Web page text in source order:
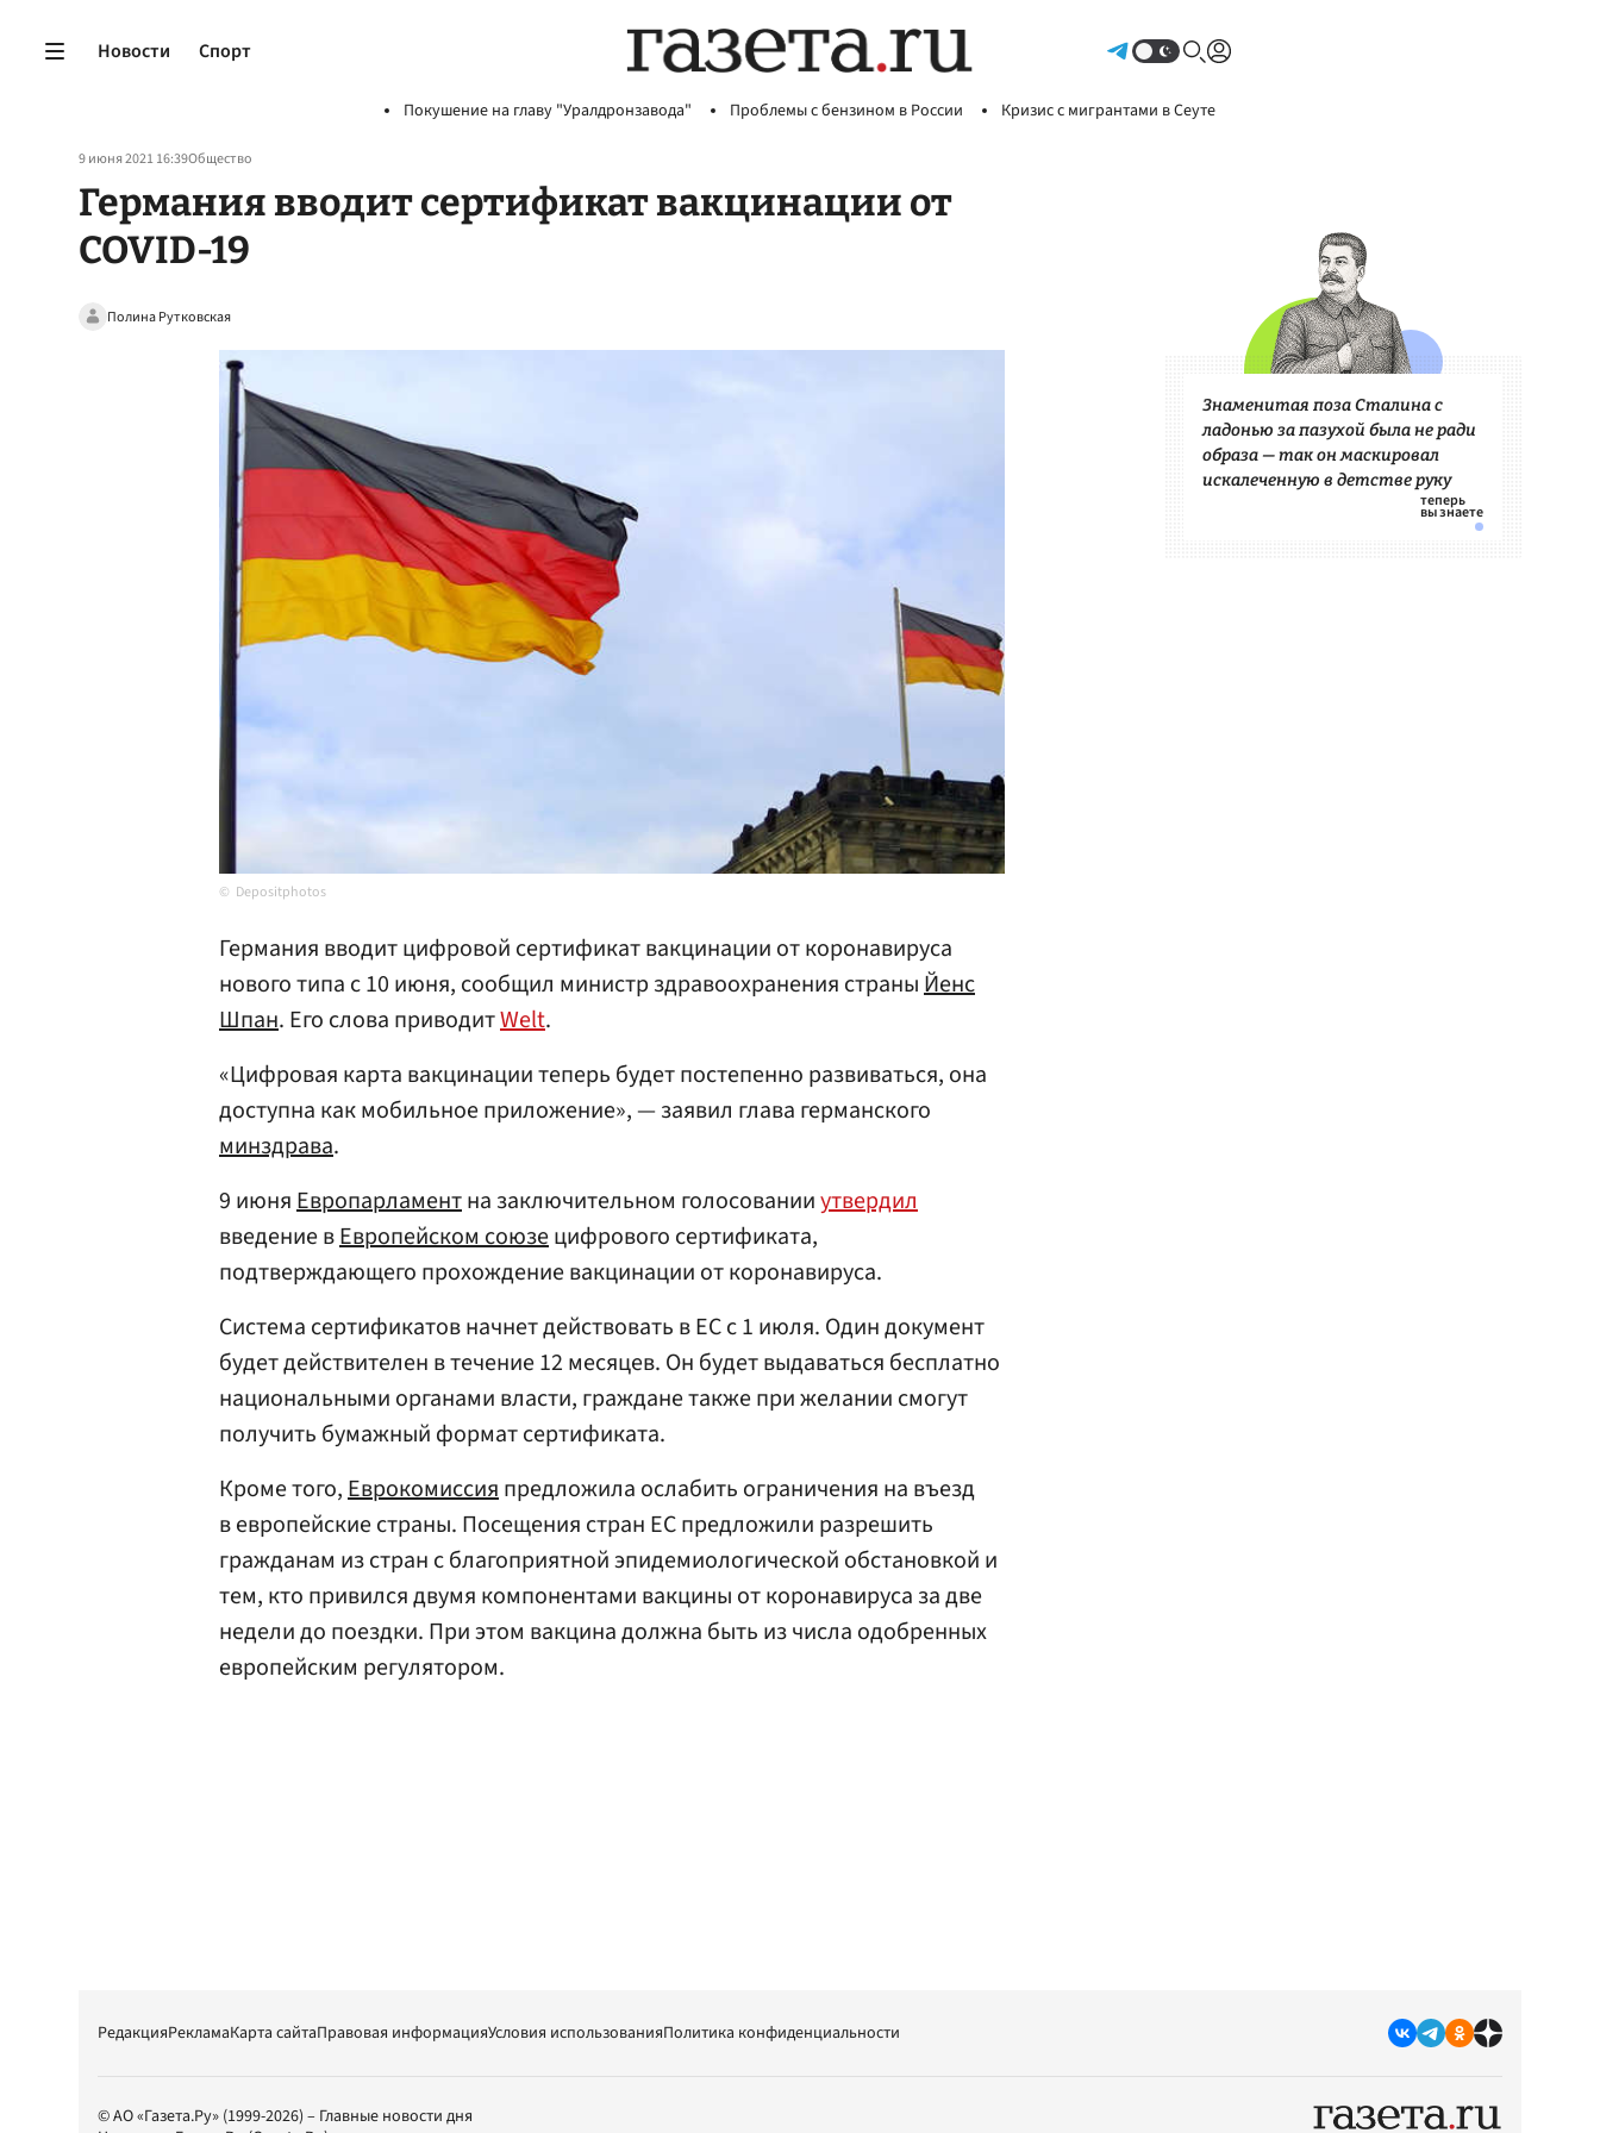
Новости Спорт
Покушение на главу "Уралдронзавода" Проблемы с бензином в России Кризис с мигрантами в Сеуте
9 июня 2021 16:39Общество
Германия вводит сертификат вакцинации от
COVID-19
Полина Рутковская
Depositphotos
Германия вводит цифровой сертификат вакцинации от коронавируса
нового типа с 10 июня, сообщил министр здравоохранения страныЙенс
Шпан. Его слова приводитWelt.
«Цифровая карта вакцинации теперь будет постепенно развиваться, она
доступна как мобильное приложение», — заявил глава германского
минздрава.
9 июняЕвропарламентна заключительном голосованииутвердил
введение вЕвропейском союзецифрового сертификата,
подтверждающего прохождение вакцинации от коронавируса.
Система сертификатов начнет действовать в ЕС с 1 июля. Один документ
будет действителен в течение 12 месяцев. Он будет выдаваться бесплатно
национальными органами власти, граждане также при желании смогут
получить бумажный формат сертификата.
Кроме того,Еврокомиссияпредложила ослабить ограничения на въезд
в европейские страны. Посещения стран ЕС предложили разрешить
гражданам из стран с благоприятной эпидемиологической обстановкой и
тем, кто привился двумя компонентами вакцины от коронавируса за две
недели до поездки. При этом вакцина должна быть из числа одобренных
европейским регулятором.
Знаменитая поза Сталина с
ладонью за пазухой была не ради
образа — так он маскировал
искалеченную в детстве руку
РедакцияРекламаКарта сайтаПравовая информацияУсловия использованияПолитика конфиденциальности
© АО «Газета.Ру» (1999-2026) – Главные новости дня